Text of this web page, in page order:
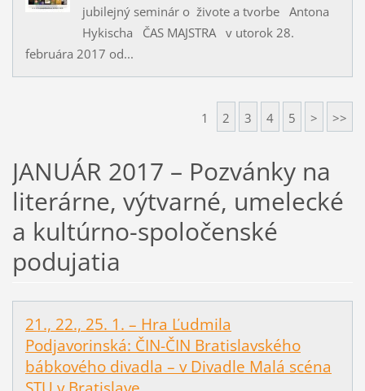
jubilejný seminár o živote a tvorbe Antona
Hykischa ČAS MAJSTRA v utorok 28.
februára 2017 od...
1 2 3 4 5 > >>
JANUÁR 2017 – Pozvánky na
literárne, výtvarné, umelecké
a kultúrno-spoločenské
podujatia
21., 22., 25. 1. – Hra Ľudmila
Podjavorinská: ČIN-ČIN Bratislavského
bábkového divadla – v Divadle Malá scéna